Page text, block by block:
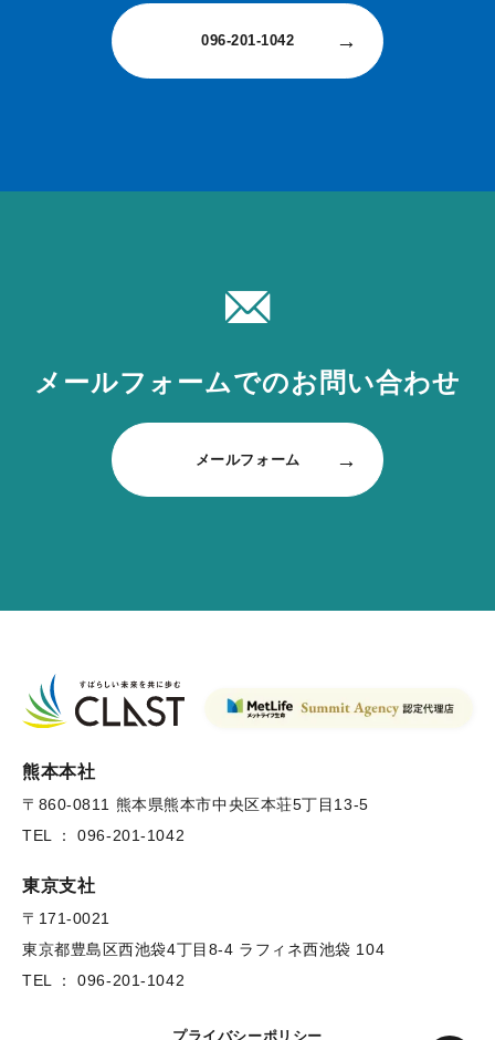
096-201-1042
メールフォームでのお問い合わせ
メールフォーム
熊本本社
〒860-0811 熊本県熊本市中央区本荘5丁目13-5
TEL ： 096-201-1042
東京支社
〒171-0021
東京都豊島区西池袋4丁目8-4 ラフィネ西池袋 104
TEL ： 096-201-1042
プライバシーポリシー